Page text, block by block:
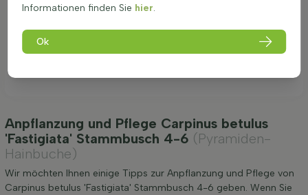
Anpflanzung und Pflege Carpinus betulus
'Fastigiata' Stammbusch 4-6 (Pyramiden-
Hainbuche)
Wir möchten Ihnen einige Tipps zur Anpflanzung und Pflege von
Carpinus betulus 'Fastigiata' Stammbusch 4-6 geben. Wenn Sie
Informationen finden Sie hier.
Ok